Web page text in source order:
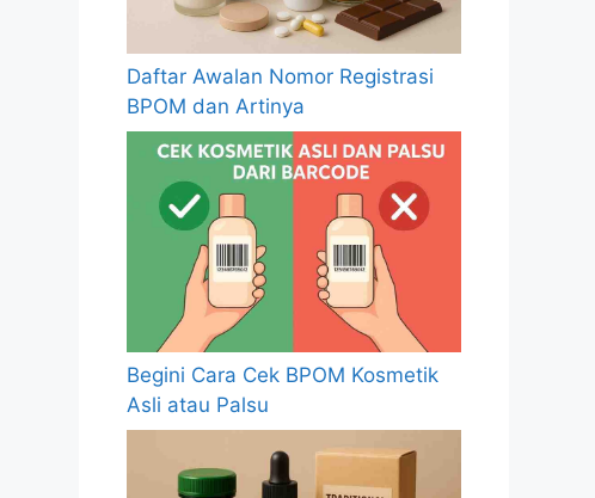
Daftar Awalan Nomor Registrasi
BPOM dan Artinya
Begini Cara Cek BPOM Kosmetik
Asli atau Palsu